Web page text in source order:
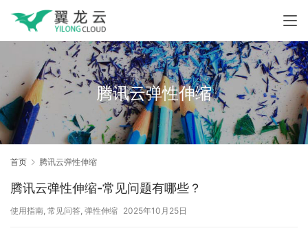
腾讯云弹性伸缩
首页 腾讯云弹性伸缩
腾讯云弹性伸缩-常见问题有哪些？
使用指南, 常见问答, 弹性伸缩 2025年10月25日